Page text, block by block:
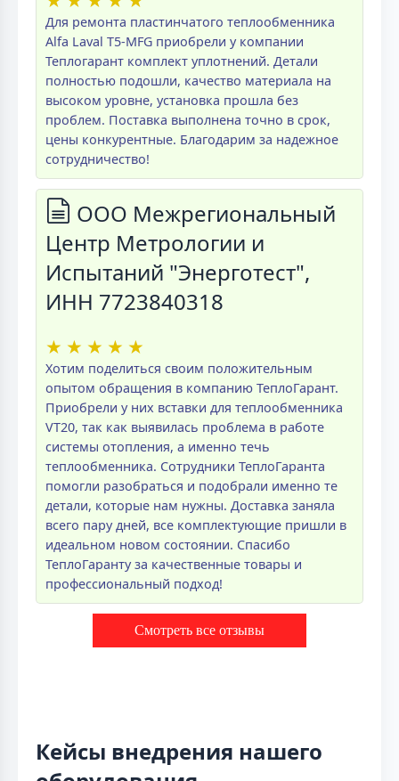
Для ремонта пластинчатого теплообменника
Alfa Laval T5-MFG приобрели у компании
Теплогарант комплект уплотнений. Детали
полностью подошли, качество материала на
высоком уровне, установка прошла без
проблем. Поставка выполнена точно в срок,
цены конкурентные. Благодарим за надежное
сотрудничество!
ООО Межрегиональный
Центр Метрологии и
Испытаний "Энерготест",
ИНН 7723840318
★ ★ ★ ★ ★
Хотим поделиться своим положительным
опытом обращения в компанию ТеплоГарант.
Приобрели у них вставки для теплообменника
VT20, так как выявилась проблема в работе
системы отопления, а именно течь
теплообменника. Сотрудники ТеплоГаранта
помогли разобраться и подобрали именно те
детали, которые нам нужны. Доставка заняла
всего пару дней, все комплектующие пришли в
идеальном новом состоянии. Спасибо
ТеплоГаранту за качественные товары и
профессиональный подход!
Смотреть все отзывы
Кейсы внедрения нашего